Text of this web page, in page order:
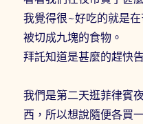
我覺得很~好吃的就是
被切成九塊的食物。
拜託知道是甚麼的趕快
我們是第二天逛菲律賓
西，所以想說隨便各買